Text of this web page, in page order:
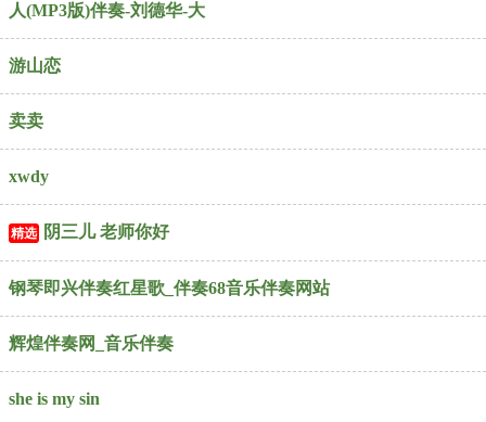
人(MP3版)伴奏-刘德华-大
游山恋
卖卖
xwdy
精选 阴三儿 老师你好
钢琴即兴伴奏红星歌_伴奏68音乐伴奏网站
辉煌伴奏网_音乐伴奏
she is my sin